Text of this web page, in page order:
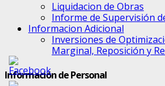
Liquidacion de Obras
Informe de Supervisión
Informacion Adicional
Inversiones de
Marginal, Reposición y
Información de Personal